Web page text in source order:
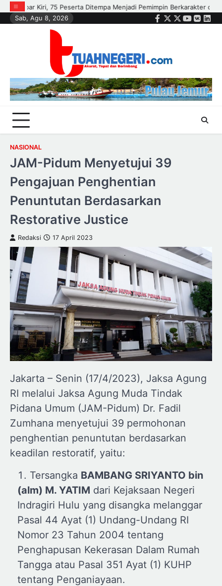
Skip
to
Berkarakter dan Peduli Lingkungan
Pemko Pekanbaru
Sab, Agu 8, 2026
Facebook
Twitter
Instagram
Youtube
VK
NASIONAL
JAM-Pidum Menyetujui 39
Pengajuan Penghentian
Penuntutan Berdasarkan
Restorative Justice
Redaksi 17 April 2023
Jakarta – Senin (17/4/2023), Jaksa Agung
RI melalui Jaksa Agung Muda Tindak
Pidana Umum (JAM-Pidum) Dr. Fadil
Zumhana menyetujui 39 permohonan
penghentian penuntutan berdasarkan
keadilan restoratif, yaitu:
Tersangka BAMBANG SRIYANTO bin
(alm) M. YATIM dari Kejaksaan Negeri
Indragiri Hulu yang disangka melanggar
Pasal 44 Ayat (1) Undang-Undang RI
Nomor 23 Tahun 2004 tentang
Penghapusan Kekerasan Dalam Rumah
Tangga atau Pasal 351 Ayat (1) KUHP
tentang Penganiayaan.